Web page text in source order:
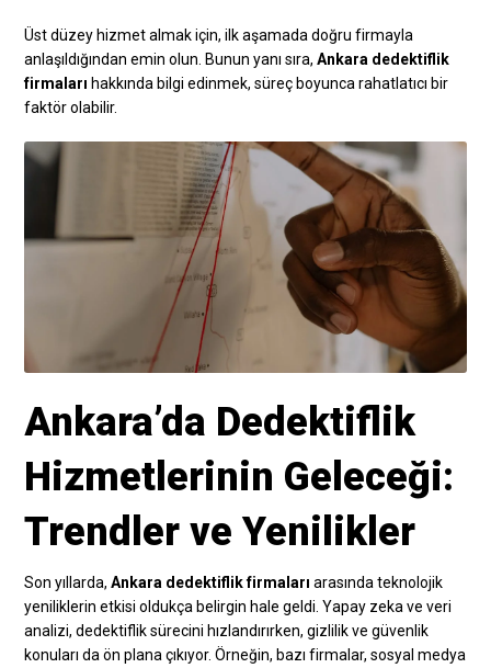
Üst düzey hizmet almak için, ilk aşamada doğru firmayla
anlaşıldığından emin olun. Bunun yanı sıra,Ankara dedektiflik
firmaları hakkında bilgi edinmek, süreç boyunca rahatlatıcı bir
faktör olabilir.
Ankara’da Dedektiflik
Hizmetlerinin Geleceği:
Trendler ve Yenilikler
Son yıllarda,Ankara dedektiflik firmaları arasında teknolojik
yeniliklerin etkisi oldukça belirgin hale geldi. Yapay zeka ve veri
analizi, dedektiflik sürecini hızlandırırken, gizlilik ve güvenlik
konuları da ön plana çıkıyor. Örneğin, bazı firmalar, sosyal medya